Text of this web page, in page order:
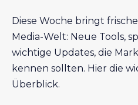
Diese Woche bringt
Media-Welt: Neue Tools,
wichtige Updates, die
kennen sollten. Hier die
Überblick.